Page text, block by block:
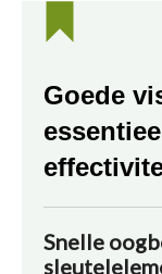
Goede
Snelle